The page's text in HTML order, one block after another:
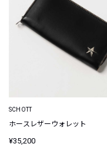
SCHOTT
ホースレザーウォレット
¥35,200